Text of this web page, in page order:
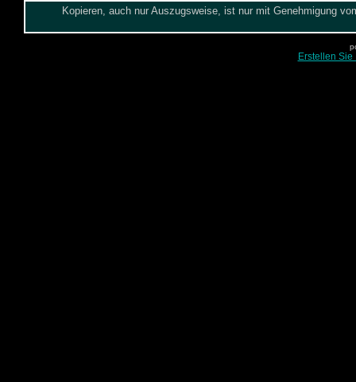
Kopieren, auch nur Auszugsweise, ist nur mit Genehmigung
Erstellen